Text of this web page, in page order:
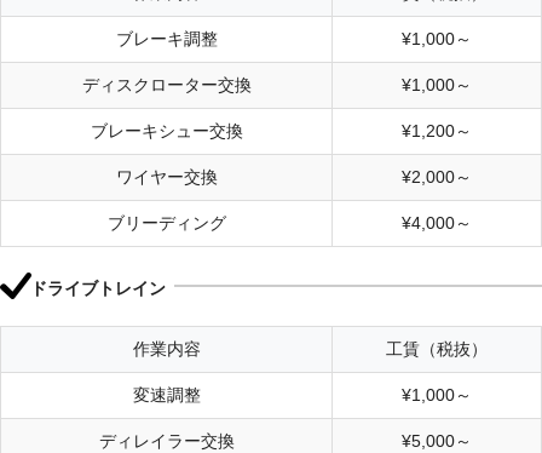
ブレーキ調整 ¥1,000～
ディスクローター交換 ¥1,000～
ブレーキシュー交換 ¥1,200～
ワイヤー交換 ¥2,000～
ブリーディング ¥4,000～
ドライブトレイン
作業内容 工賃（税抜）
変速調整 ¥1,000～
ディレイラー交換 ¥5,000～